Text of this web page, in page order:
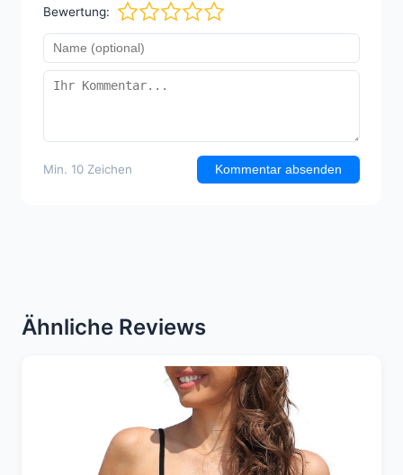
Bewertung:
Min. 10 Zeichen Kommentar absenden
Ähnliche Reviews